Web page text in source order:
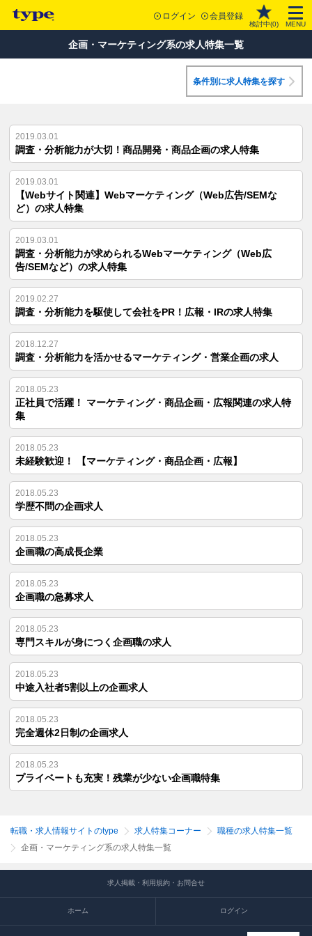
ログイン 会員登録
検討中(0) MENU
企画・マーケティング系の求人特集一覧
条件別に求人特集を探す
2019.03.01
調査・分析能力が大切！商品開発・商品企画の求人特集
2019.03.01
【Webサイト関連】Webマーケティング（Web広告/SEMな
ど）の求人特集
2019.03.01
調査・分析能力が求められるWebマーケティング（Web広
告/SEMなど）の求人特集
2019.02.27
調査・分析能力を駆使して会社をPR！広報・IRの求人特集
2018.12.27
調査・分析能力を活かせるマーケティング・営業企画の求人
2018.05.23
正社員で活躍！ マーケティング・商品企画・広報関連の求人特
集
2018.05.23
未経験歓迎！ 【マーケティング・商品企画・広報】
2018.05.23
学歴不問の企画求人
2018.05.23
企画職の高成長企業
2018.05.23
企画職の急募求人
2018.05.23
専門スキルが身につく企画職の求人
2018.05.23
中途入社者5割以上の企画求人
2018.05.23
完全週休2日制の企画求人
2018.05.23
プライベートも充実！残業が少ない企画職特集
転職・求人情報サイトのtype 求人特集コーナー
職種の求人特集一覧
企画・マーケティング系の求人特集一覧
求人掲載・利用規約・お問合せ
ホーム ログイン